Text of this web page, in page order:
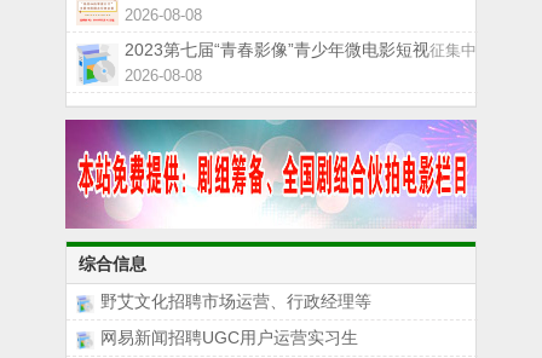
2026-08-08
2023第七届“青春影像”青少年微电影短视征集中
2026-08-08
综合信息
野艾文化招聘市场运营、行政经理等
网易新闻招聘UGC用户运营实习生